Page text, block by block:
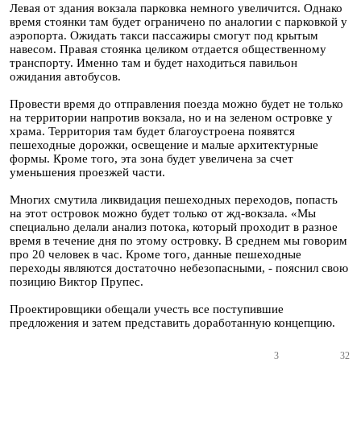
Левая от здания вокзала парковка немного увеличится. Однако
время стоянки там будет ограничено по аналогии с парковкой у
аэропорта. Ожидать такси пассажиры смогут под крытым
навесом. Правая стоянка целиком отдается общественному
транспорту. Именно там и будет находиться павильон
ожидания автобусов.
Провести время до отправления поезда можно будет не только
на территории напротив вокзала, но и на зеленом островке у
храма. Территория там будет благоустроена появятся
пешеходные дорожки, освещение и малые архитектурные
формы. Кроме того, эта зона будет увеличена за счет
уменьшения проезжей части.
Многих смутила ликвидация пешеходных переходов, попасть
на этот островок можно будет только от жд-вокзала. «Мы
специально делали анализ потока, который проходит в разное
время в течение дня по этому островку. В среднем мы говорим
про 20 человек в час. Кроме того, данные пешеходные
переходы являются достаточно небезопасными, - пояснил свою
позицию Виктор Прупес.
Проектировщики обещали учесть все поступившие
предложения и затем представить доработанную концепцию.
3 32